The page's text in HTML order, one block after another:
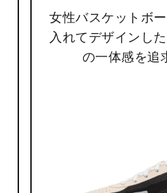
女性バスケットボ
入れてデザインし
の一体感を追